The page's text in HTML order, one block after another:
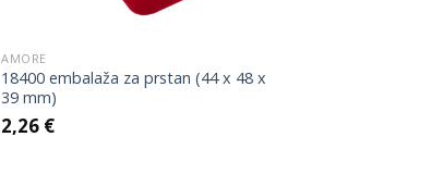
AMORE
18400 embalaža za prstan (44 x 48 x
39 mm)
2,26 €